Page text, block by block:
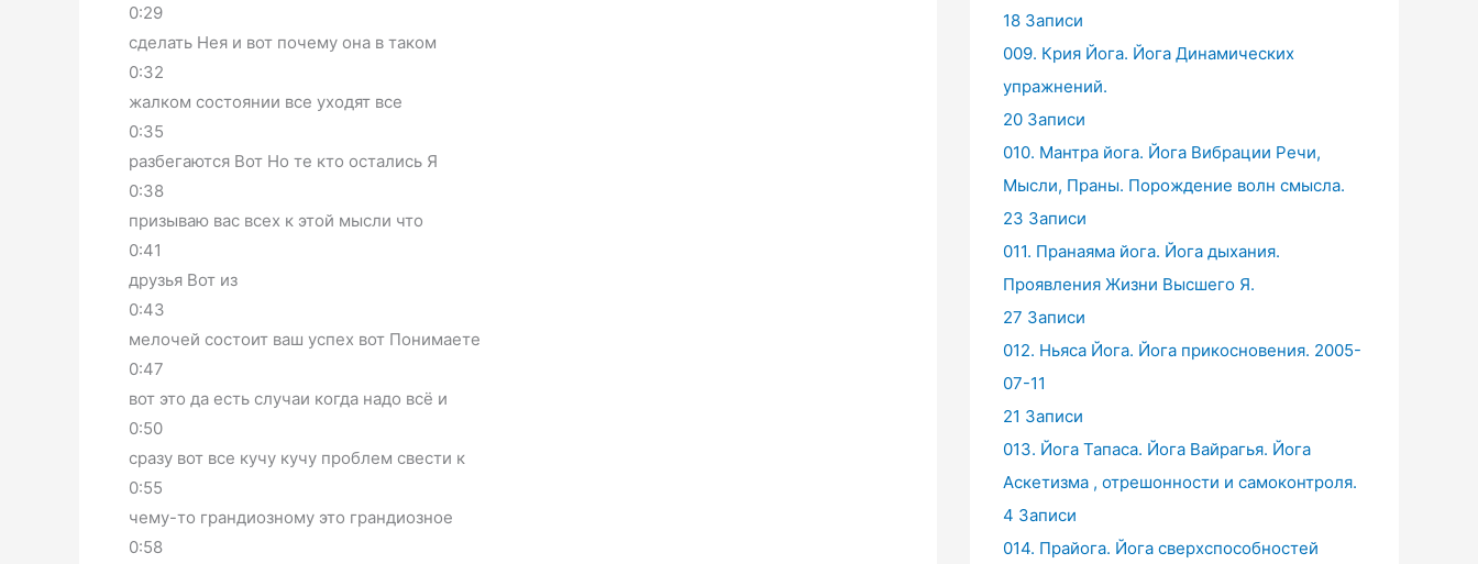
0:29
сделать Нея и вот почему она в таком
0:32
жалком состоянии все уходят все
0:35
разбегаются Вот Но те кто остались Я
0:38
призываю вас всех к этой мысли что
0:41
друзья Вот из
0:43
мелочей состоит ваш успех вот Понимаете
0:47
вот это да есть случаи когда надо всё и
0:50
сразу вот все кучу кучу проблем свести к
0:55
чему-то грандиозному это грандиозное
0:58
18 Записи
009. Крия Йога. Йога Динамических
упражнений.
20 Записи
010. Мантра йога. Йога Вибрации Речи,
Мысли, Праны. Порождение волн смысла.
23 Записи
011. Пранаяма йога. Йога дыхания.
Проявления Жизни Высшего Я.
27 Записи
012. Ньяса Йога. Йога прикосновения. 2005-
07-11
21 Записи
013. Йога Тапаса. Йога Вайрагья. Йога
Аскетизма , отрешонности и самоконтроля.
4 Записи
014. Прайога. Йога сверхспособностей